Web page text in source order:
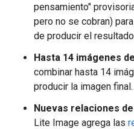
pensamiento"
pero no se cobran)
de producir el
Hasta 14 imágenes
combinar hasta 14
producir la imagen final.
Nuevas relaciones
Lite Image agrega las